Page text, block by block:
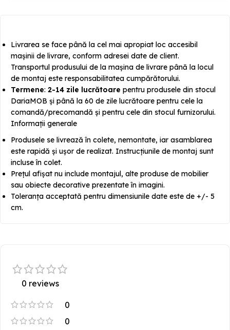
Livrarea se face până la cel mai apropiat loc accesibil
mașinii de livrare, conform adresei date de client.
Transportul produsului de la mașina de livrare până la locul
de montaj este responsabilitatea cumpărătorului.
Termene: 2-14 zile lucrătoare pentru produsele din stocul
DariaMOB și până la 60 de zile lucrătoare pentru cele la
comandă/precomandă și pentru cele din stocul furnizorului.
Informații generale
Produsele se livrează în colete, nemontate, iar asamblarea
este rapidă și ușor de realizat. Instrucțiunile de montaj sunt
incluse în colet.
Prețul afișat nu include montajul, alte produse de mobilier
sau obiecte decorative prezentate în imagini.
Toleranța acceptată pentru dimensiunile date este de +/- 5
cm.
0 reviews
0
0